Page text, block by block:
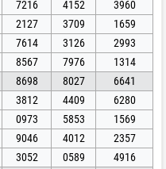
7216 4152
3960
2127 3709
1659
7614 3126
2993
8567 7976
1314
8698 8027
6641
3812 4409
6280
0973 5853
1569
9046 4012
2357
3052 0589
4916